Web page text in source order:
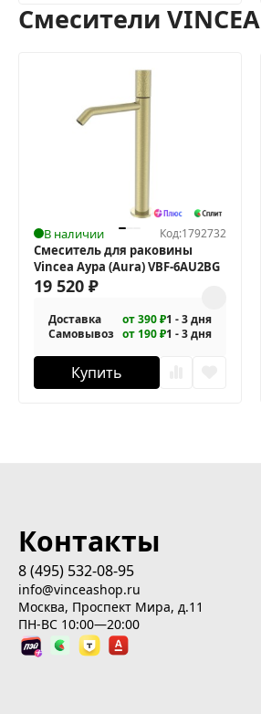
Смесители VINCEA
В наличии Код:1792732
Смеситель для раковины
Vincea Аура (Aura) VBF-6AU2BG
19 520 ₽
Доставка от 390 ₽1 - 3 дня
Самовывоз от 190 ₽1 - 3 дня
Купить
Контакты
8 (495) 532-08-95
info@vinceashop.ru
Москва, Проспект Мира, д.11
ПН-ВС 10:00—20:00